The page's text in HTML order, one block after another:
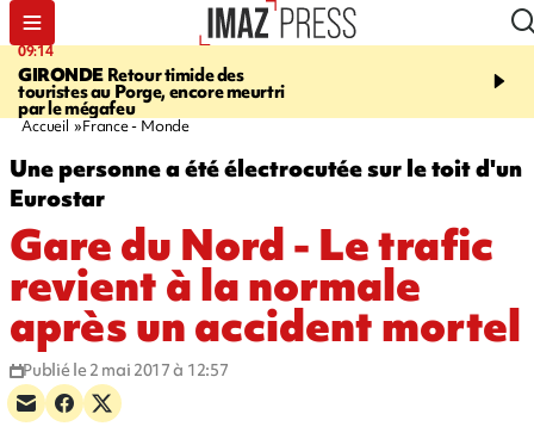
09:14
GIRONDE Retour timide des
touristes au Porge, encore meurtri
par le mégafeu
13:09
Des
font cinq morts en
Accueil France - Monde
Une personne a été électrocutée sur le toit d'un
Eurostar
Gare du Nord - Le trafic
revient à la normale
après un accident mortel
Publié le 2 mai 2017 à 12:57